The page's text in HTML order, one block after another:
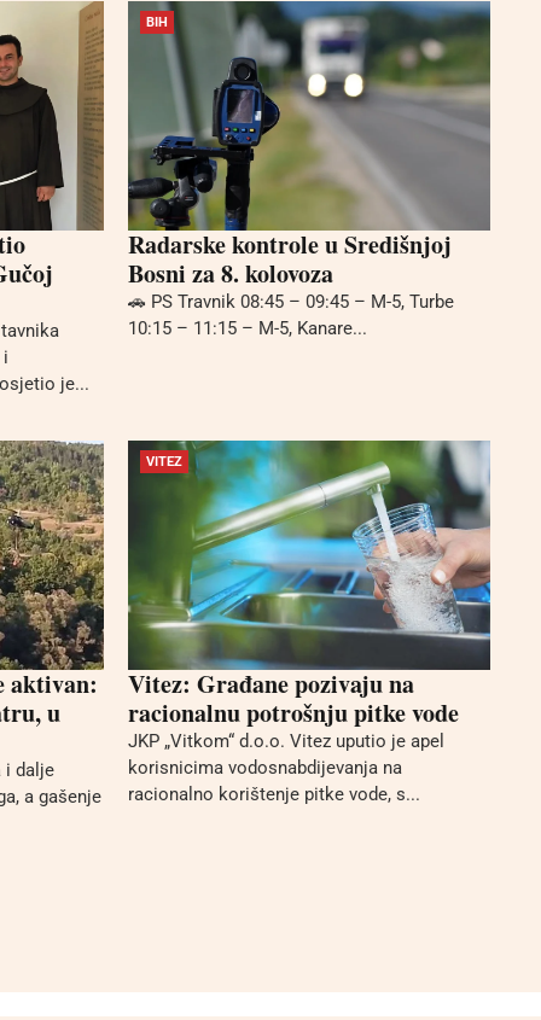
i
je...
BIH
Radarske kontrole u Središnjoj
Bosni za 8. kolovoza
🚗 PS Travnik 08:45 – 09:45 – M-5, Turbe
10:15 – 11:15 – M-5, Kanare...
aktivan:
u
i dalje
a gašenje
VITEZ
Vitez: Građane pozivaju na
racionalnu potrošnju pitke vode
JKP „Vitkom“ d.o.o. Vitez uputio je apel
korisnicima vodosnabdijevanja na
racionalno korištenje pitke vode, s...